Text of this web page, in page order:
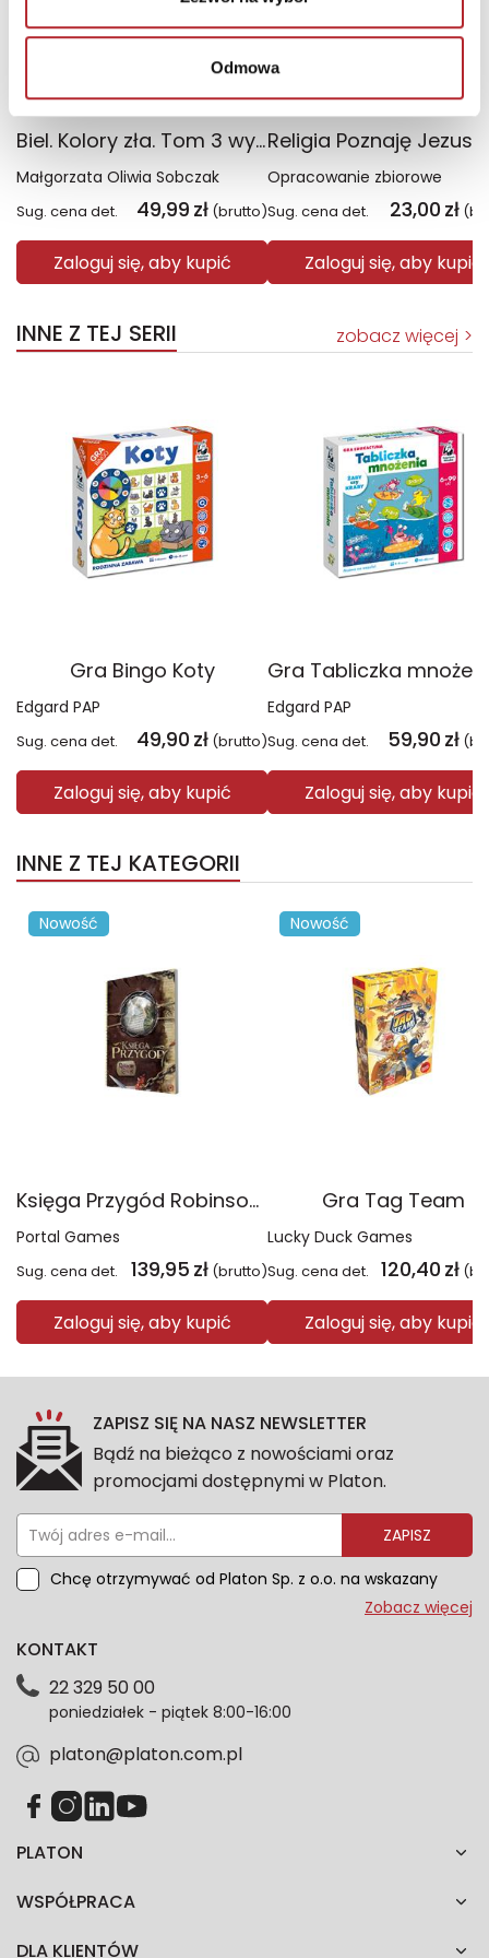
Odmowa
Biel. Kolory zła. Tom 3 wyd. 2025
Małgorzata Oliwia Sobczak
Sug. cena det. 49,99 zł (brutto)
Zaloguj się, aby kupić
Opracowanie zbiorowe
Sug. cena det. 23,00 zł
Zaloguj się, aby kupić
INNE Z TEJ SERII zobacz więcej
Gra Bingo Koty
Edgard PAP
Sug. cena det. 49,90 zł (brutto)
Zaloguj się, aby kupić
Edgard PAP
Sug. cena det. 59,90 zł
Zaloguj się, aby kupić
INNE Z TEJ KATEGORII
Nowość
Księga Przygód Robinson Crusoe
Portal Games
Sug. cena det. 139,95 zł (brutto)
Zaloguj się, aby kupić
Nowość
Gra Tag Team
Lucky Duck Games
Sug. cena det. 120,40 zł
Zaloguj się, aby kupić
ZAPISZ SIĘ NA NASZ NEWSLETTER
Bądź na bieżąco z nowościami oraz
promocjami dostępnymi w Platon.
ZAPISZ
Chcę otrzymywać od Platon Sp. z o.o. na wskazany
przeze mnie adres e-mail informacje marketingowe
dotyczące danych osobowych znajdziesz w naszej
każdym czasie. Wycofanie zgody nie wpłynie na
zgodność z prawem przetwarzania dokonanego przed
Zobacz więcej
PLATON
WSPÓŁPRACA
DLA KLIENTÓW
KONTAKT
22 329 50 00
poniedziałek - piątek 8:00-16:00
platon@platon.com.pl